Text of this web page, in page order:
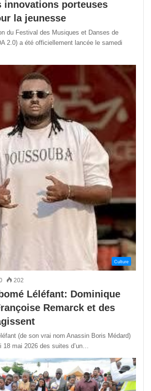
innovations porteuses
la jeunesse
du Festival des Musiques et Danses de
2.0) a été officiellement lancée le samedi
Culture
202
Léléfant: Dominique
Remarck et des
(de son vrai nom Anassin Boris Médard)
18 mai 2026 des suites d’un…